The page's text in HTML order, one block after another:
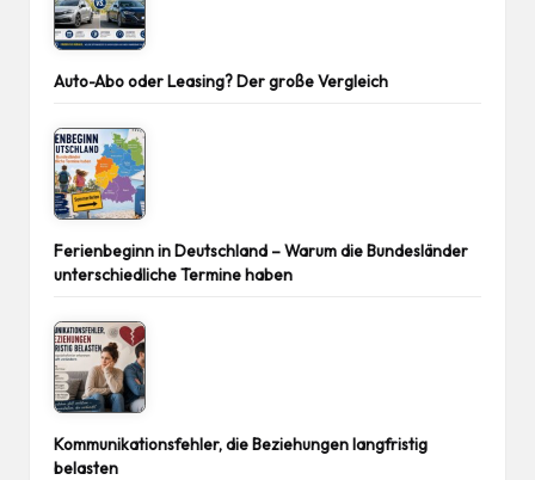
Auto-Abo oder Leasing? Der große Vergleich
Ferienbeginn in Deutschland – Warum die Bundesländer
unterschiedliche Termine haben
Kommunikationsfehler, die Beziehungen langfristig
belasten